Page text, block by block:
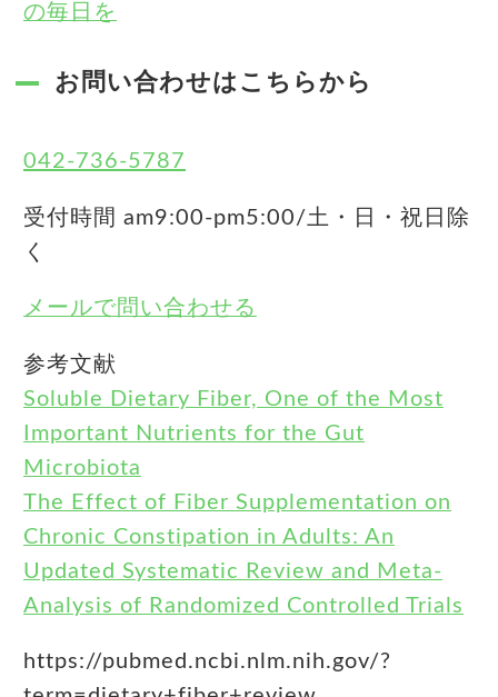
の毎日を
お問い合わせはこちらから
042-736-5787
受付時間 am9:00-pm5:00/土・日・祝日除
く
メールで問い合わせる
参考文献
Soluble Dietary Fiber, One of the Most
Important Nutrients for the Gut
Microbiota
The Effect of Fiber Supplementation on
Chronic Constipation in Adults: An
Updated Systematic Review and Meta-
Analysis of Randomized Controlled Trials
https://pubmed.ncbi.nlm.nih.gov/?